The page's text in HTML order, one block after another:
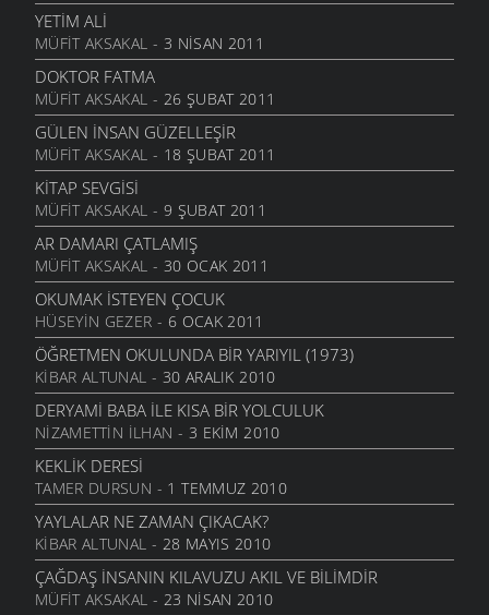
YETIM ALI
MÜFIT AKSAKAL - 3 NISAN 2011
DOKTOR FATMA
MÜFIT AKSAKAL - 26 ŞUBAT 2011
GÜLEN İNSAN GÜZELLEŞIR
MÜFIT AKSAKAL - 18 ŞUBAT 2011
KITAP SEVGISI
MÜFIT AKSAKAL - 9 ŞUBAT 2011
AR DAMARI ÇATLAMIŞ
MÜFIT AKSAKAL - 30 OCAK 2011
OKUMAK İSTEYEN ÇOCUK
HÜSEYIN GEZER - 6 OCAK 2011
ÖĞRETMEN OKULUNDA BIR YARIYIL (1973)
KIBAR ALTUNAL - 30 ARALIK 2010
DERYAMI BABA İLE KISA BIR YOLCULUK
NIZAMETTIN İLHAN - 3 EKIM 2010
KEKLIK DERESI
TAMER DURSUN - 1 TEMMUZ 2010
YAYLALAR NE ZAMAN ÇIKACAK?
KIBAR ALTUNAL - 28 MAYIS 2010
ÇAĞDAŞ İNSANIN KILAVUZU AKIL VE BILIMDIR
MÜFIT AKSAKAL - 23 NISAN 2010